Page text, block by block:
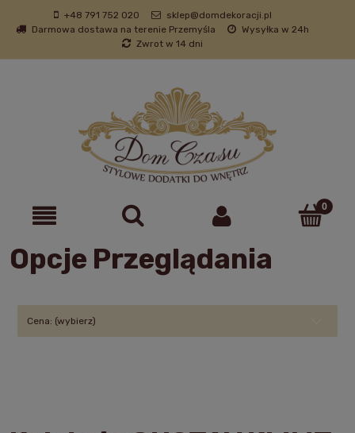
+48 791 752 020
sklep@domdekoracji.pl
Darmowa dostawa na terenie Przemyśla
Wysyłka w 24h
Zwrot w 14 dni
Opcje Przeglądania
Cena: (wybierz)